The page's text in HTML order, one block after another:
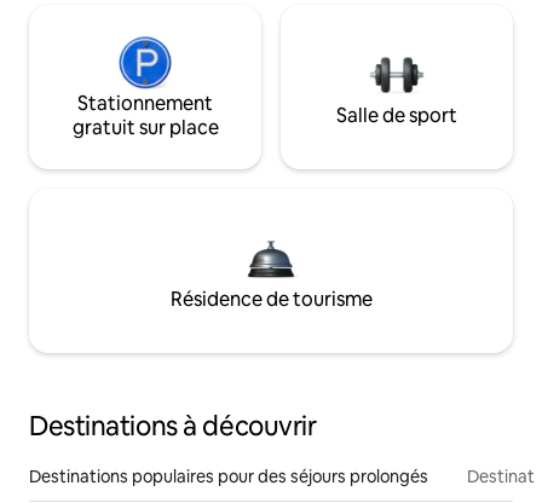
Stationnement
gratuit sur place
Salle de sport
Résidence de tourisme
Destinations à découvrir
Destinations populaires pour des séjours prolongés